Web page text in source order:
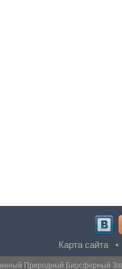
Карта сайта•
Природный Биосферный